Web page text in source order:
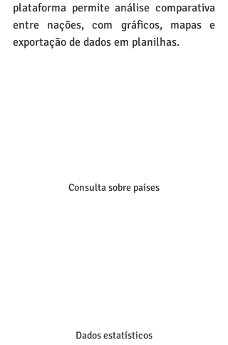
plataforma permite análise comparativa
entre nações, com gráficos, mapas e
exportação de dados em planilhas.
Consulta sobre países
Dados estatísticos